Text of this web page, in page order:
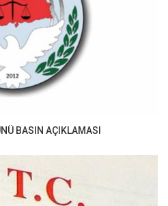
BASIN AÇIKLAMASI